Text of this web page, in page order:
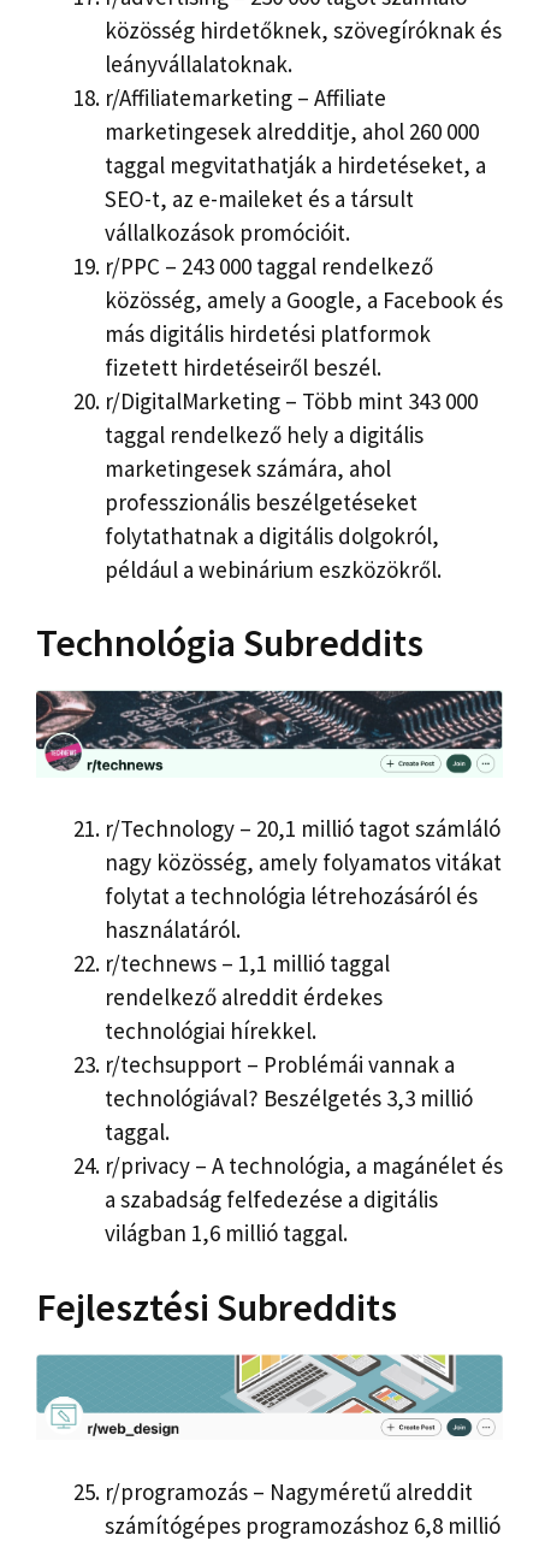
közösség hirdetőknek, szövegíróknak és
leányvállalatoknak.
r/Affiliatemarketing – Affiliate
marketingesek alredditje, ahol 260 000
taggal megvitathatják a hirdetéseket, a
SEO-t, az e-maileket és a társult
vállalkozások promócióit.
r/PPC – 243 000 taggal rendelkező
közösség, amely a Google, a Facebook és
más digitális hirdetési platformok
fizetett hirdetéseiről beszél.
r/DigitalMarketing – Több mint 343 000
taggal rendelkező hely a digitális
marketingesek számára, ahol
professzionális beszélgetéseket
folytathatnak a digitális dolgokról,
például a webinárium eszközökről.
Technológia Subreddits
r/Technology – 20,1 millió tagot számláló
nagy közösség, amely folyamatos vitákat
folytat a technológia létrehozásáról és
használatáról.
r/technews – 1,1 millió taggal
rendelkező alreddit érdekes
technológiai hírekkel.
r/techsupport – Problémái vannak a
technológiával? Beszélgetés 3,3 millió
taggal.
r/privacy – A technológia, a magánélet és
a szabadság felfedezése a digitális
világban 1,6 millió taggal.
Fejlesztési Subreddits
r/programozás – Nagyméretű alreddit
számítógépes programozáshoz 6,8 millió